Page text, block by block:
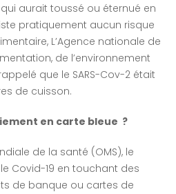
qui aurait toussé ou éternué en
pratiquement aucun risque
L’Agence nationale de
de l’environnement
que le SARS-Cov-2 était
de cuisson.
en carte bleue ?
de la santé (OMS), le
Covid-19 en touchant des
de banque ou cartes de